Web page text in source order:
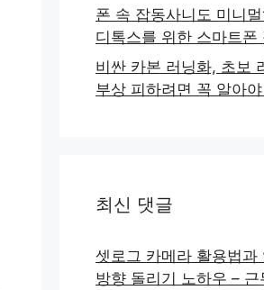
폰 속 잡동사니도 미니
디톡스를 위한 스마트폰
비싼 카본 러닝화, 초보
부상 피하려면 꼭 알아야
최신 댓글
셋로그 카메라 활용법과
방향 돌리기 노하우 –